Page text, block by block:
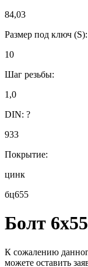
84,03
Размер под ключ (S):
10
Шаг резьбы:
1,0
DIN: ?
933
Покрытие:
цинк
бц655
Болт
К сожалению
можете оставить